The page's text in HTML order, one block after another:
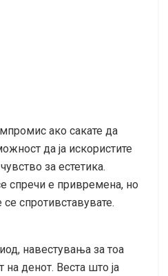
ако сакате да
да ја искористите
за естетика.
спречи е привремена, но
спротивставувате.
навестувања за тоа
на денот. Веста што ја